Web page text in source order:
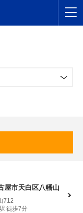
屋市天白区八幡山
712
徒歩7分